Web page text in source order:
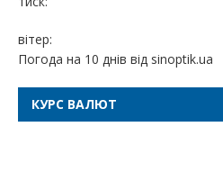
вітер:
Погода на 10 днів від sinoptik.ua
КУРС ВАЛЮТ